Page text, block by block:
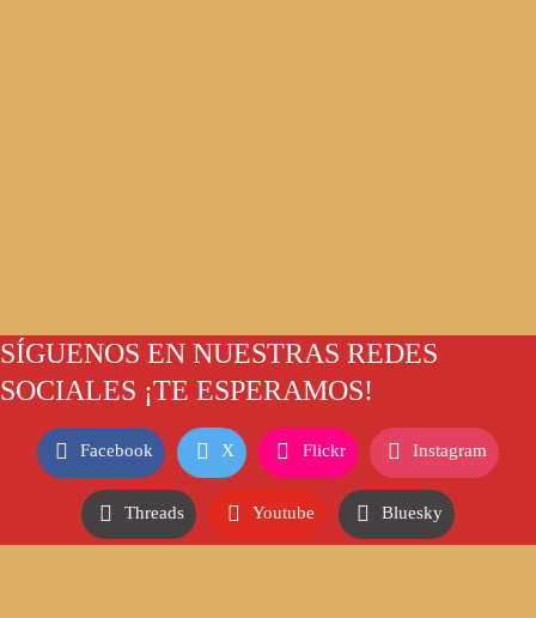
SÍGUENOS EN NUESTRAS REDES
SOCIALES ¡TE ESPERAMOS!
Facebook X Flickr Instagram
Threads Youtube Bluesky